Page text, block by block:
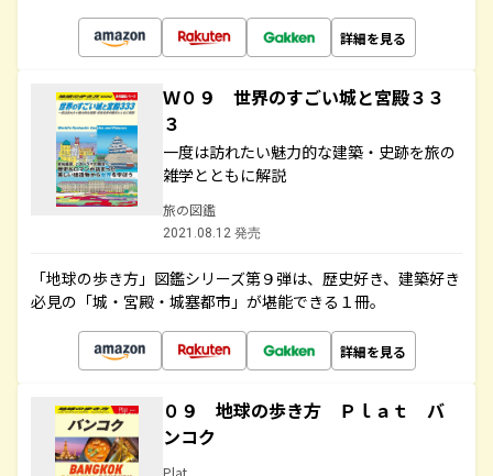
詳細を見る
Ｗ０９ 世界のすごい城と宮殿３３
３
一度は訪れたい魅力的な建築・史跡を旅の
雑学とともに解説
旅の図鑑
2021.08.12 発売
「地球の歩き方」図鑑シリーズ第９弾は、歴史好き、建築好き
必見の「城・宮殿・城塞都市」が堪能できる１冊。
詳細を見る
０９ 地球の歩き方 Ｐｌａｔ バ
ンコク
Plat